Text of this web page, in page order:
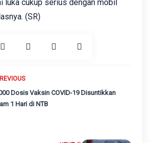
luka cukup serius dengan mobil
(SR)
Dosis Vaksin COVID-19 Disuntikkan
1 Hari di NTB